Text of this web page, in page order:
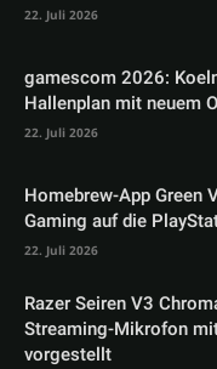
22. Juli 2026
gamescom 2026:
Hallenplan mit neuem
22. Juli 2026
Homebrew-App Green
Gaming auf die
22. Juli 2026
Razer Seiren V3
Streaming-Mikrofon
vorgestellt